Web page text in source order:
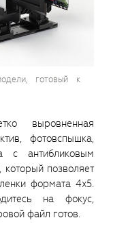
готовый к
выровненная
фотовспышка,
с антибликовым
позволяет
формата 4x5.
на фокус,
файл готов.